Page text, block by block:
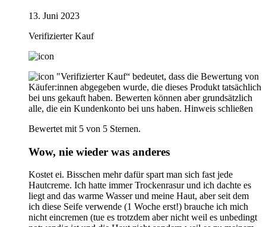
13. Juni 2023
Verifizierter Kauf
"Verifizierter Kauf“ bedeutet, dass die Bewertung von
Käufer:innen abgegeben wurde, die dieses Produkt tatsächlich
bei uns gekauft haben. Bewerten können aber grundsätzlich
alle, die ein Kundenkonto bei uns haben. Hinweis schließen
Bewertet mit 5 von 5 Sternen.
Wow, nie wieder was anderes
Kostet ei. Bisschen mehr dafür spart man sich fast jede
Hautcreme. Ich hatte immer Trockenrasur und ich dachte es
liegt and das warme Wasser und meine Haut, aber seit dem
ich diese Seife verwende (1 Woche erst!) brauche ich mich
nicht eincremen (tue es trotzdem aber nicht weil es unbedingt